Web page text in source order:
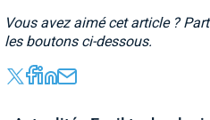
Vous avez aimé cet article ?
les boutons ci-dessous.